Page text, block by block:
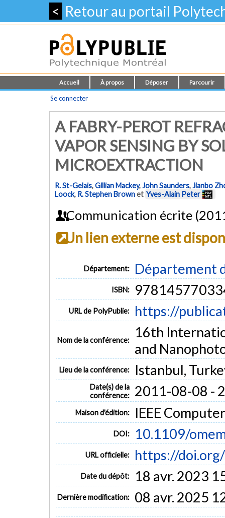
< Retour au portail
Accueil À propos Déposer Parcourir
Se connecter
A FABRY-PEROT
VAPOR SENSING BY
MICROEXTRACTION
R. St-Gelais,Gillian Mackey,John Saunders,Jianbo
Loock, R. Stephen Brownet Yves-Alain Peter
Communication écrite
Un lien externe est
Département: Département
ISBN:
URL de PolyPublie: https://
Nom de la conférence:
16th
and
Lieu de la conférence: Istanbul,
Date(s) de la
conférence:
2011-08-08 -
Maison d'édition: IEEE
DOI: 10.1109/
URL officielle: https://
Date du dépôt: 18 avr. 2023
Dernière modification: 08 avr. 2025